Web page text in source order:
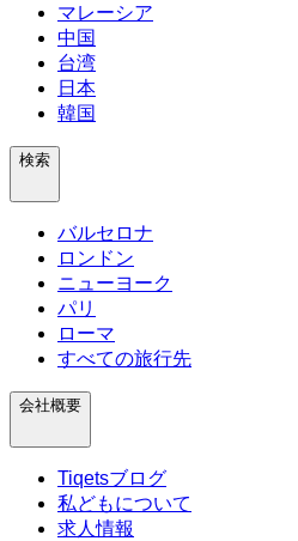
マレーシア
中国
台湾
日本
韓国
検索
バルセロナ
ロンドン
ニューヨーク
パリ
ローマ
すべての旅行先
会社概要
Tiqetsブログ
私どもについて
求人情報